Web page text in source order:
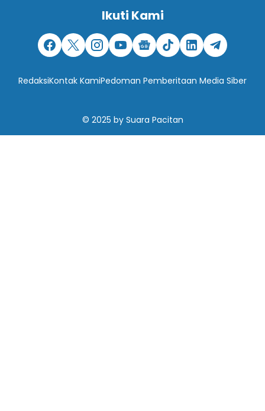
Ikuti Kami
RedaksiKontak KamiPedoman Pemberitaan Media Siber
© 2025 by Suara Pacitan